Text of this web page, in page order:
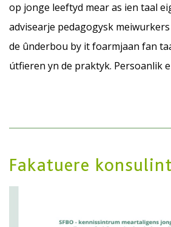
op jonge leeftyd mear as ien taal
advisearje pedagogysk
de ûnderbou by it foarmjaan fan
útfieren yn de praktyk. Persoanlik
Fakatuere